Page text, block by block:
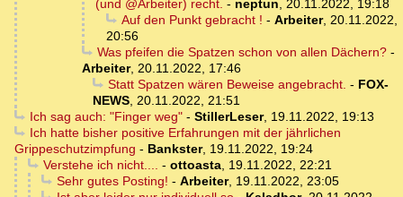
(und @Arbeiter) recht. - neptun, 20.11.2022, 19:18
Auf den Punkt gebracht ! - Arbeiter, 20.11.2022,
20:56
Was pfeifen die Spatzen schon von allen Dächern?-
Arbeiter, 20.11.2022, 17:46
Statt Spatzen wären Beweise angebracht. - FOX-
NEWS, 20.11.2022, 21:51
Ich sag auch: "Finger weg"- StillerLeser, 19.11.2022, 19:13
Ich hatte bisher positive Erfahrungen mit der jährlichen
Grippeschutzimpfung - Bankster, 19.11.2022, 19:24
Verstehe ich nicht.... - ottoasta, 19.11.2022, 22:21
Sehr gutes Posting! - Arbeiter, 19.11.2022, 23:05